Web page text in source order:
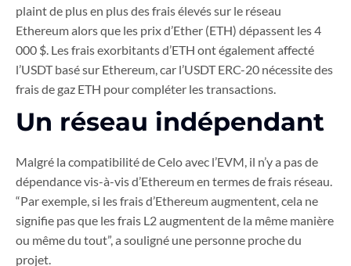
plaint de plus en plus des frais élevés sur le réseau
Ethereum alors que les prix d’Ether (ETH) dépassent les 4
000 $. Les frais exorbitants d’ETH ont également affecté
l’USDT basé sur Ethereum, car l’USDT ERC-20 nécessite des
frais de gaz ETH pour compléter les transactions.
Un réseau indépendant
Malgré la compatibilité de Celo avec l’EVM, il n’y a pas de
dépendance vis-à-vis d’Ethereum en termes de frais réseau.
“Par exemple, si les frais d’Ethereum augmentent, cela ne
signifie pas que les frais L2 augmentent de la même manière
ou même du tout”, a souligné une personne proche du
projet.